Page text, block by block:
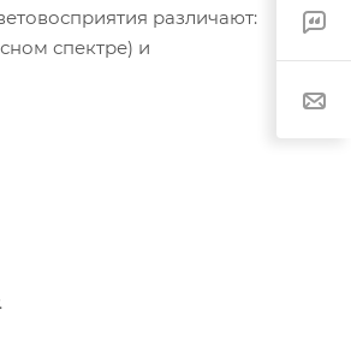
различают:
спектре) и